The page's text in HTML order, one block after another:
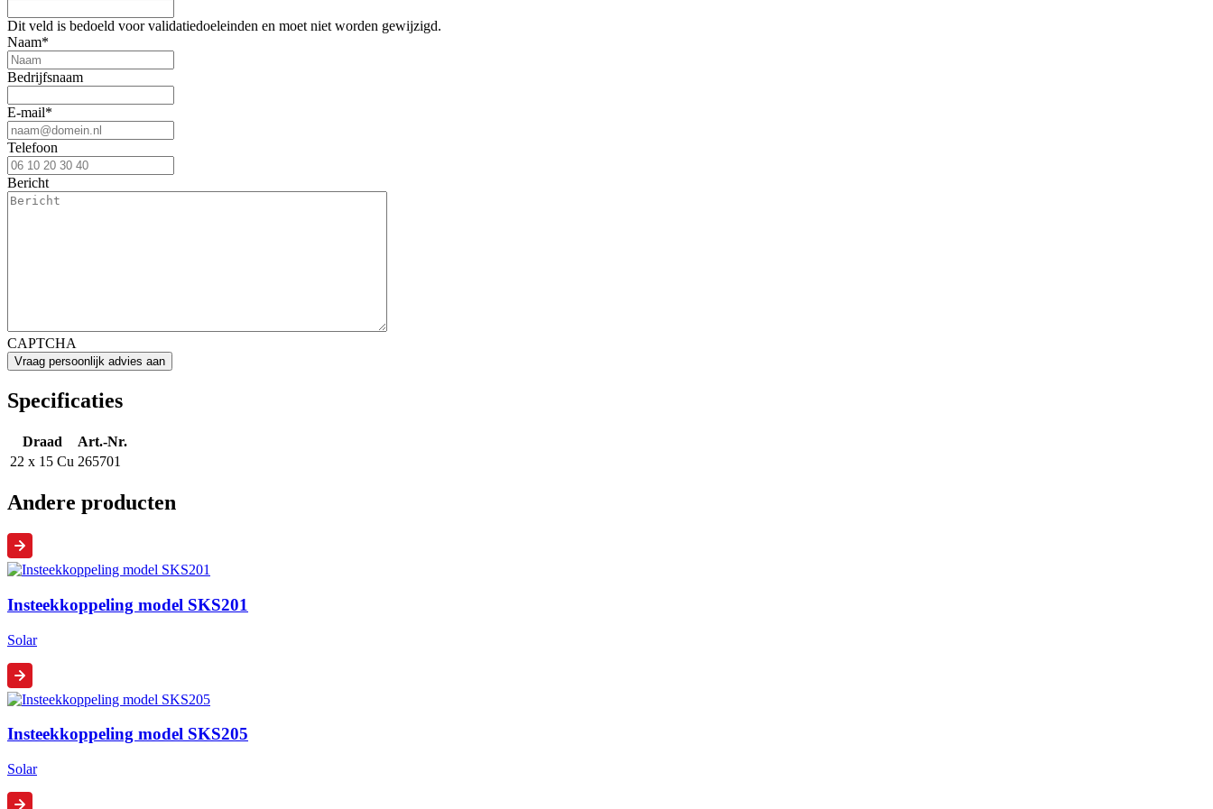
Dit veld is bedoeld voor validatiedoeleinden en moet niet worden gewijzigd.
Naam*
Bedrijfsnaam
E-mail*
Telefoon
Bericht
CAPTCHA
Specificaties
Draad
Art.-Nr.
22 x 15 Cu 265701
Andere producten
Insteekkoppeling model SKS201
Solar
Insteekkoppeling model SKS205
Solar